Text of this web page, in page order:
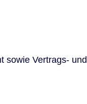
sowie Vertrags- und